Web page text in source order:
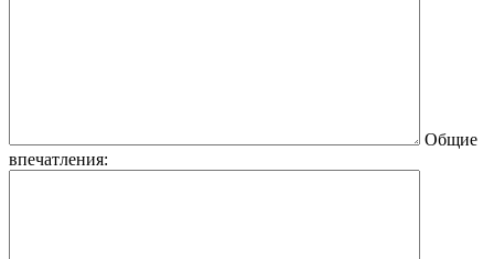
Общие
впечатления: